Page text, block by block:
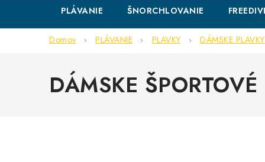
PLÁVANIE ŠNORCHLOVANIE
Domov PLÁVANIE PLAVKY DÁMSKE PLAVKY
DÁMSKE